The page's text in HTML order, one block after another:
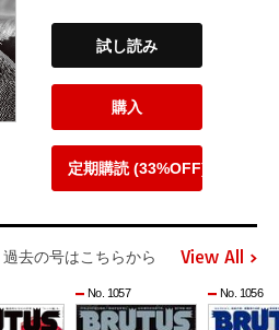
試し読み
購入
定期購読 (33%OFF)
過去の号はこちらから View All
No. 1057 No. 1056